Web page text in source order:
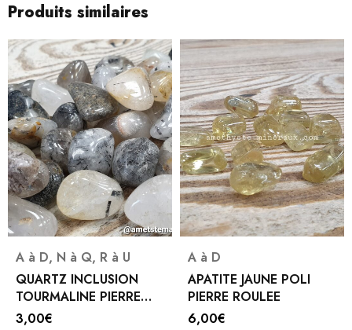
Produits similaires
A à D, N à Q, R à U
QUARTZ INCLUSION
TOURMALINE PIERRE
ROULEE
3,00€
A à D
APATITE JAUNE POLI
PIERRE ROULEE
6,00€